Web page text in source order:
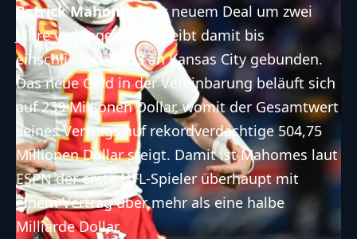
Patrick Mahomesper neuem Deal um zwei
Jahre verlängert und bleibt damit bis
einschließlich 2033 an Kansas City gebunden.
Das neue Geld in der Vereinbarung beläuft sich
auf 239 Millionen Dollar, womit der Gesamtwert
seines Vertrags auf rekordverdächtige 504,75
Millionen Dollar steigt. Damit ist Mahomes laut
ESPN der erste NFL-Spieler überhaupt mit
einem Vertrag über mehr als eine halbe
Milliarde Dollar.